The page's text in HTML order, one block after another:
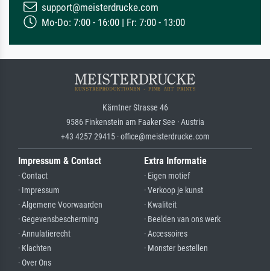
support@meisterdrucke.com
Mo-Do: 7:00 - 16:00 | Fr: 7:00 - 13:00
Kärntner Strasse 46
9586 Finkenstein am Faaker See · Austria
+43 4257 29415 · office@meisterdrucke.com
Impressum & Contact
· Contact
· Impressum
· Algemene Voorwaarden
· Gegevensbescherming
· Annulatierecht
· Klachten
· Over Ons
Extra Informatie
· Eigen motief
· Verkoop je kunst
· Kwaliteit
· Beelden van ons werk
· Accessoires
· Monster bestellen